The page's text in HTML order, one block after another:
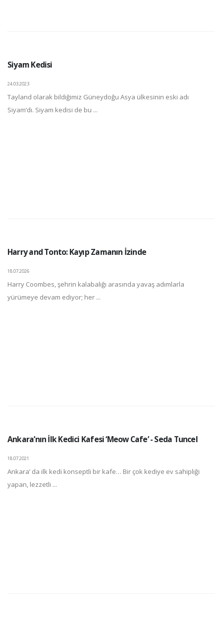
Siyam Kedisi
24.03.2023
Tayland olarak bildiğimiz Güneydoğu Asya ülkesinin eski adı
Siyam’dı. Siyam kedisi de bu ...
Harry and Tonto: Kayıp Zamanın İzinde
18.07.2026
Harry Coombes, şehrin kalabalığı arasında yavaş adımlarla
yürümeye devam ediyor; her ...
Ankara’nın İlk Kedici Kafesi ‘Meow Cafe’ - Seda Tuncel
18.07.2021
Ankara’ da ilk kedi konseptli bir kafe… Bir çok kediye ev sahipliği
yapan, lezzetli ...